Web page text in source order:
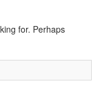
for. Perhaps